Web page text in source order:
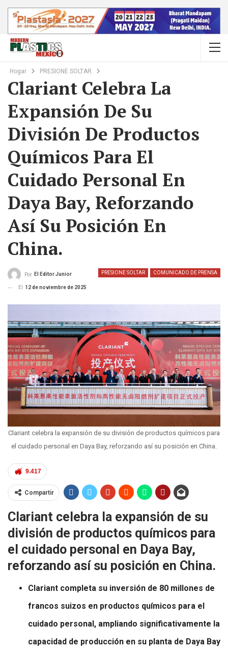
Hogar PRESIONE SOLTAR
Clariant Celebra La
Expansión De Su
División De Productos
Químicos Para El
Cuidado Personal En
Daya Bay, Reforzando
Así Su Posición En
China.
PRESIONE SOLTAR COMUNICADO DE PRENSA
Por El Editor Junior
El 12 de noviembre de 2025
Clariant celebra la expansión de su división de productos químicos para
el cuidado personal en Daya Bay, reforzando así su posición en China.
9.417
Compartir
Clariant celebra la expansión de su
división de productos químicos para
el cuidado personal en Daya Bay,
reforzando así su posición en China.
Clariant completa su inversión de 80 millones de
francos suizos en productos químicos para el
cuidado personal, ampliando significativamente la
capacidad de producción en su planta de Daya Bay